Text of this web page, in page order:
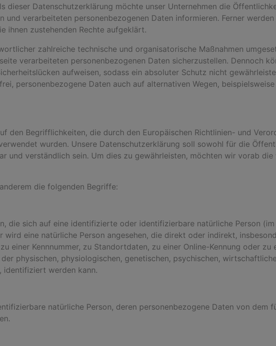
dieser Datenschutzerklärung möchte unser Unternehmen die
und verarbeiteten personenbezogenen Daten informieren. Ferner
ihnen zustehenden Rechte aufgeklärt.
zahlreiche technische und organisatorische Maßnahmen
verarbeiteten personenbezogenen Daten sicherzustellen. Dennoch
aufweisen, sodass ein absoluter Schutz nicht
personenbezogene Daten auch auf alternativen Wegen,
den Begrifflichkeiten, die durch den Europäischen Richtlinien- und
wurden. Unsere Datenschutzerklärung soll sowohl für die
und verständlich sein. Um dies zu gewährleisten, möchten wir vorab die
die folgenden Begriffe:
die sich auf eine identifizierte oder identifizierbare natürliche Person (im
wird eine natürliche Person angesehen, die direkt oder indirekt,
einer Kennnummer, zu Standortdaten, zu einer Online-Kennung oder zu
physischen, physiologischen, genetischen, psychischen,
identifiziert werden kann.
natürliche Person, deren personenbezogene Daten von dem